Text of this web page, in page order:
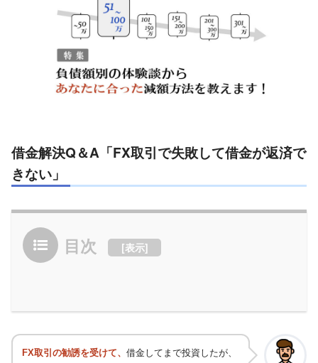
借金解決Q＆A「FX取引で失敗して借金が返済で
きない」
目次 [表示]
FX取引の勧誘を受けて、 借金してまで投資したが、